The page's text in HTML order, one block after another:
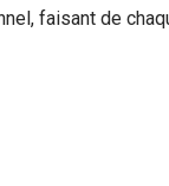
faisant de